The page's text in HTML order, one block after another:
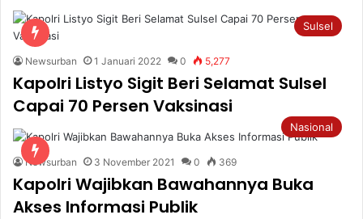
Sulsel
Newsurban 1 Januari 2022 0 5,277
Kapolri Listyo Sigit Beri Selamat Sulsel
Capai 70 Persen Vaksinasi
Nasional
Newsurban 3 November 2021 0 369
Kapolri Wajibkan Bawahannya Buka
Akses Informasi Publik